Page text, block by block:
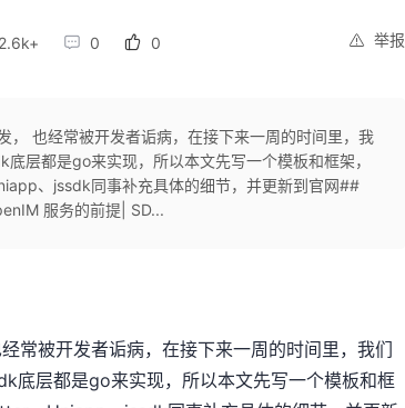
举报
2.6k+ 0 0
， 也经常被开发者诟病，在接下来一周的时间里，我
层都是go来实现，所以本文先写一个模板和框架，
、jssdk同事补充具体的细节，并更新到官网##
服务的前提| SD...
常被开发者诟病，在接下来一周的时间里，我们
底层都是go来实现，所以本文先写一个模板和框